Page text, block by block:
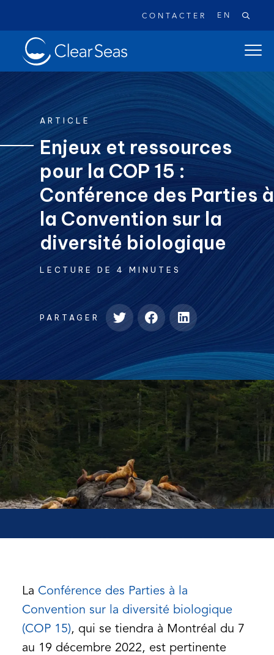
ouvrir
CONTACTER EN
Clear
SeasAccueil
Recherches populaires:
Les déversements de pétrole
Sécurité À propos
ARTICLE
Enjeux et ressources
pour la COP 15 :
Conférence des Parties à
la Convention sur la
diversité biologique
LECTURE DE 4 MINUTES
PARTAGER
La Conférence des Parties à la
Convention sur la diversité biologique
(COP 15)(opens
in
, qui se tiendra à Montréal du 7
au 19 décembre 2022, est pertinente